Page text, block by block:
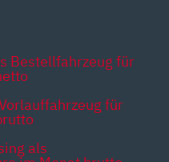
Bestellfahrzeug für
für
als